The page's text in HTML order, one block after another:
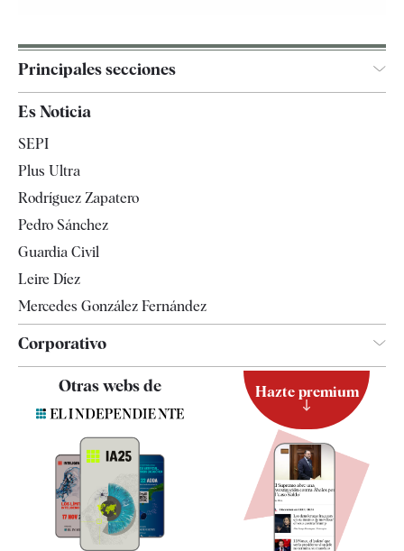
Principales secciones
Televisión
Es Noticia
SEPI
Plus Ultra
Rodríguez Zapatero
Pedro Sánchez
Guardia Civil
Leire Díez
Mercedes González Fernández
Corporativo
Quiénes somos
Especificaciones
Otras webs de Hazte premium